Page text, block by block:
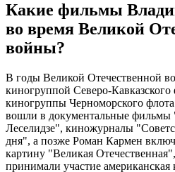
Какие фильмы
во время Великой
войны?
В годы Великой Отечественной
киногруппой Северо-
киногруппы Черноморского
вошли в документальные фильмы
Леселидзе", киножурналы
дня", а позже Роман Кармен
картину "Великая
принимали участие